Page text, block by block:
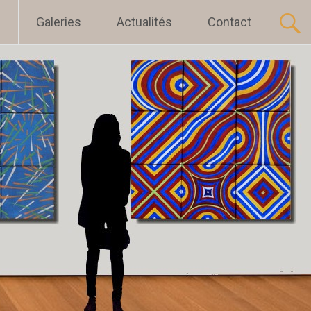
Galeries Actualités Contact